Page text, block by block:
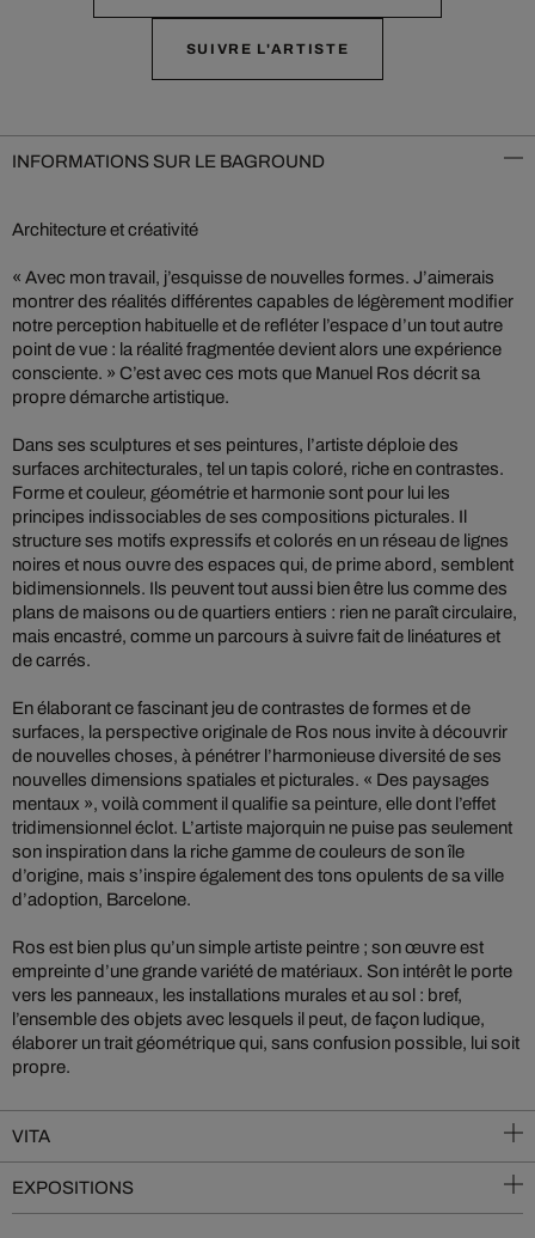
SUIVRE L'ARTISTE
INFORMATIONS SUR LE BAGROUND
Architecture et créativité
« Avec mon travail, j’esquisse de nouvelles formes. J’aimerais
montrer des réalités différentes capables de légèrement modifier
notre perception habituelle et de refléter l’espace d’un tout autre
point de vue : la réalité fragmentée devient alors une expérience
consciente. » C’est avec ces mots que Manuel Ros décrit sa
propre démarche artistique.
Dans ses sculptures et ses peintures, l’artiste déploie des
surfaces architecturales, tel un tapis coloré, riche en contrastes.
Forme et couleur, géométrie et harmonie sont pour lui les
principes indissociables de ses compositions picturales. Il
structure ses motifs expressifs et colorés en un réseau de lignes
noires et nous ouvre des espaces qui, de prime abord, semblent
bidimensionnels. Ils peuvent tout aussi bien être lus comme des
plans de maisons ou de quartiers entiers : rien ne paraît circulaire,
mais encastré, comme un parcours à suivre fait de linéatures et
de carrés.
En élaborant ce fascinant jeu de contrastes de formes et de
surfaces, la perspective originale de Ros nous invite à découvrir
de nouvelles choses, à pénétrer l’harmonieuse diversité de ses
nouvelles dimensions spatiales et picturales. « Des paysages
mentaux », voilà comment il qualifie sa peinture, elle dont l’effet
tridimensionnel éclot. L’artiste majorquin ne puise pas seulement
son inspiration dans la riche gamme de couleurs de son île
d’origine, mais s’inspire également des tons opulents de sa ville
d’adoption, Barcelone.
Ros est bien plus qu’un simple artiste peintre ; son œuvre est
empreinte d’une grande variété de matériaux. Son intérêt le porte
vers les panneaux, les installations murales et au sol : bref,
l’ensemble des objets avec lesquels il peut, de façon ludique,
élaborer un trait géométrique qui, sans confusion possible, lui soit
propre.
VITA
EXPOSITIONS